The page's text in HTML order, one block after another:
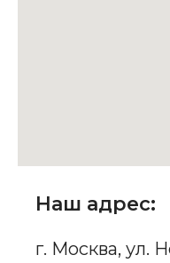
Наш адрес:
г. Москва, ул.